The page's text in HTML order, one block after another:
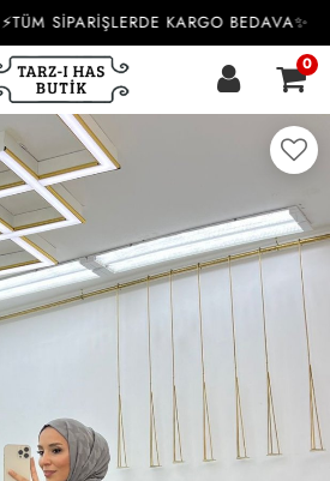
⚡TÜM SİPARİŞLERDE KARGO BEDAVA✨
0